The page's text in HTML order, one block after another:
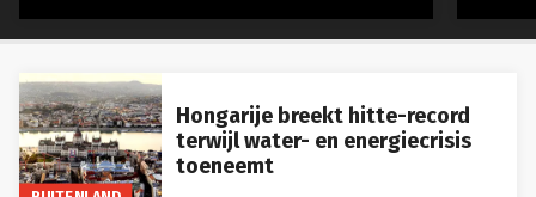
BUITENLAND
Hongarije breekt hitte-record
terwijl water- en energiecrisis
toeneemt